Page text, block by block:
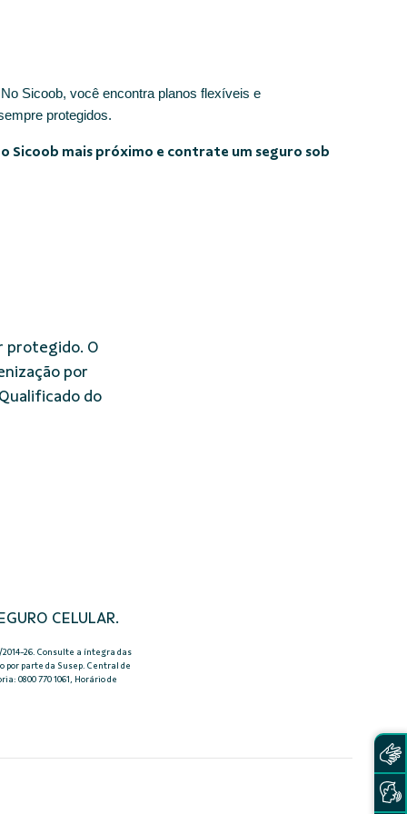
Sicoob, você encontra planos flexíveis e
protegidos.
mais próximo e contrate um seguro sob
protegido. O
por
do
CELULAR.
/2014-26. Consulte a íntegra das
por parte da Susep. Central de
0800 770 1061, Horário de